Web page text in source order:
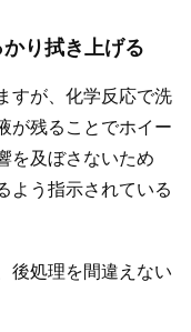
り拭き上げる
すが、化学反応で洗
が残ることでホイー
を及ぼさないため
よう指示されている
後処理を間違えない